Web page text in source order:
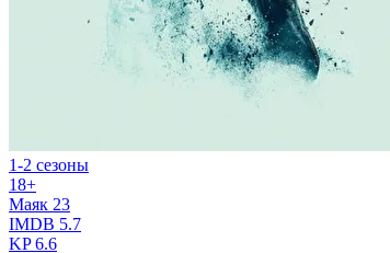
1-2 сезоны
18+
Маяк 23
IMDB 5.7
KP6.6